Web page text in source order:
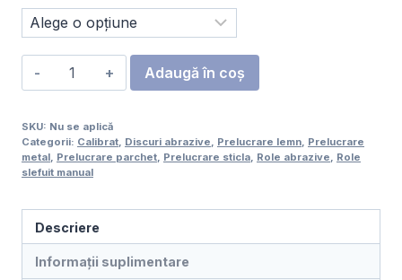
Cantitate
Rolă
slefuire
manuală,
Oxid
aluminiu,
Hârtie,
115
Adaugă în coș
SKU: Nu se aplică
Categorii: Calibrat, Discuri abrazive, Prelucrare lemn, Prelucrare
metal, Prelucrare parchet, Prelucrare sticla, Role abrazive, Role
slefuit manual
Descriere
Informații suplimentare